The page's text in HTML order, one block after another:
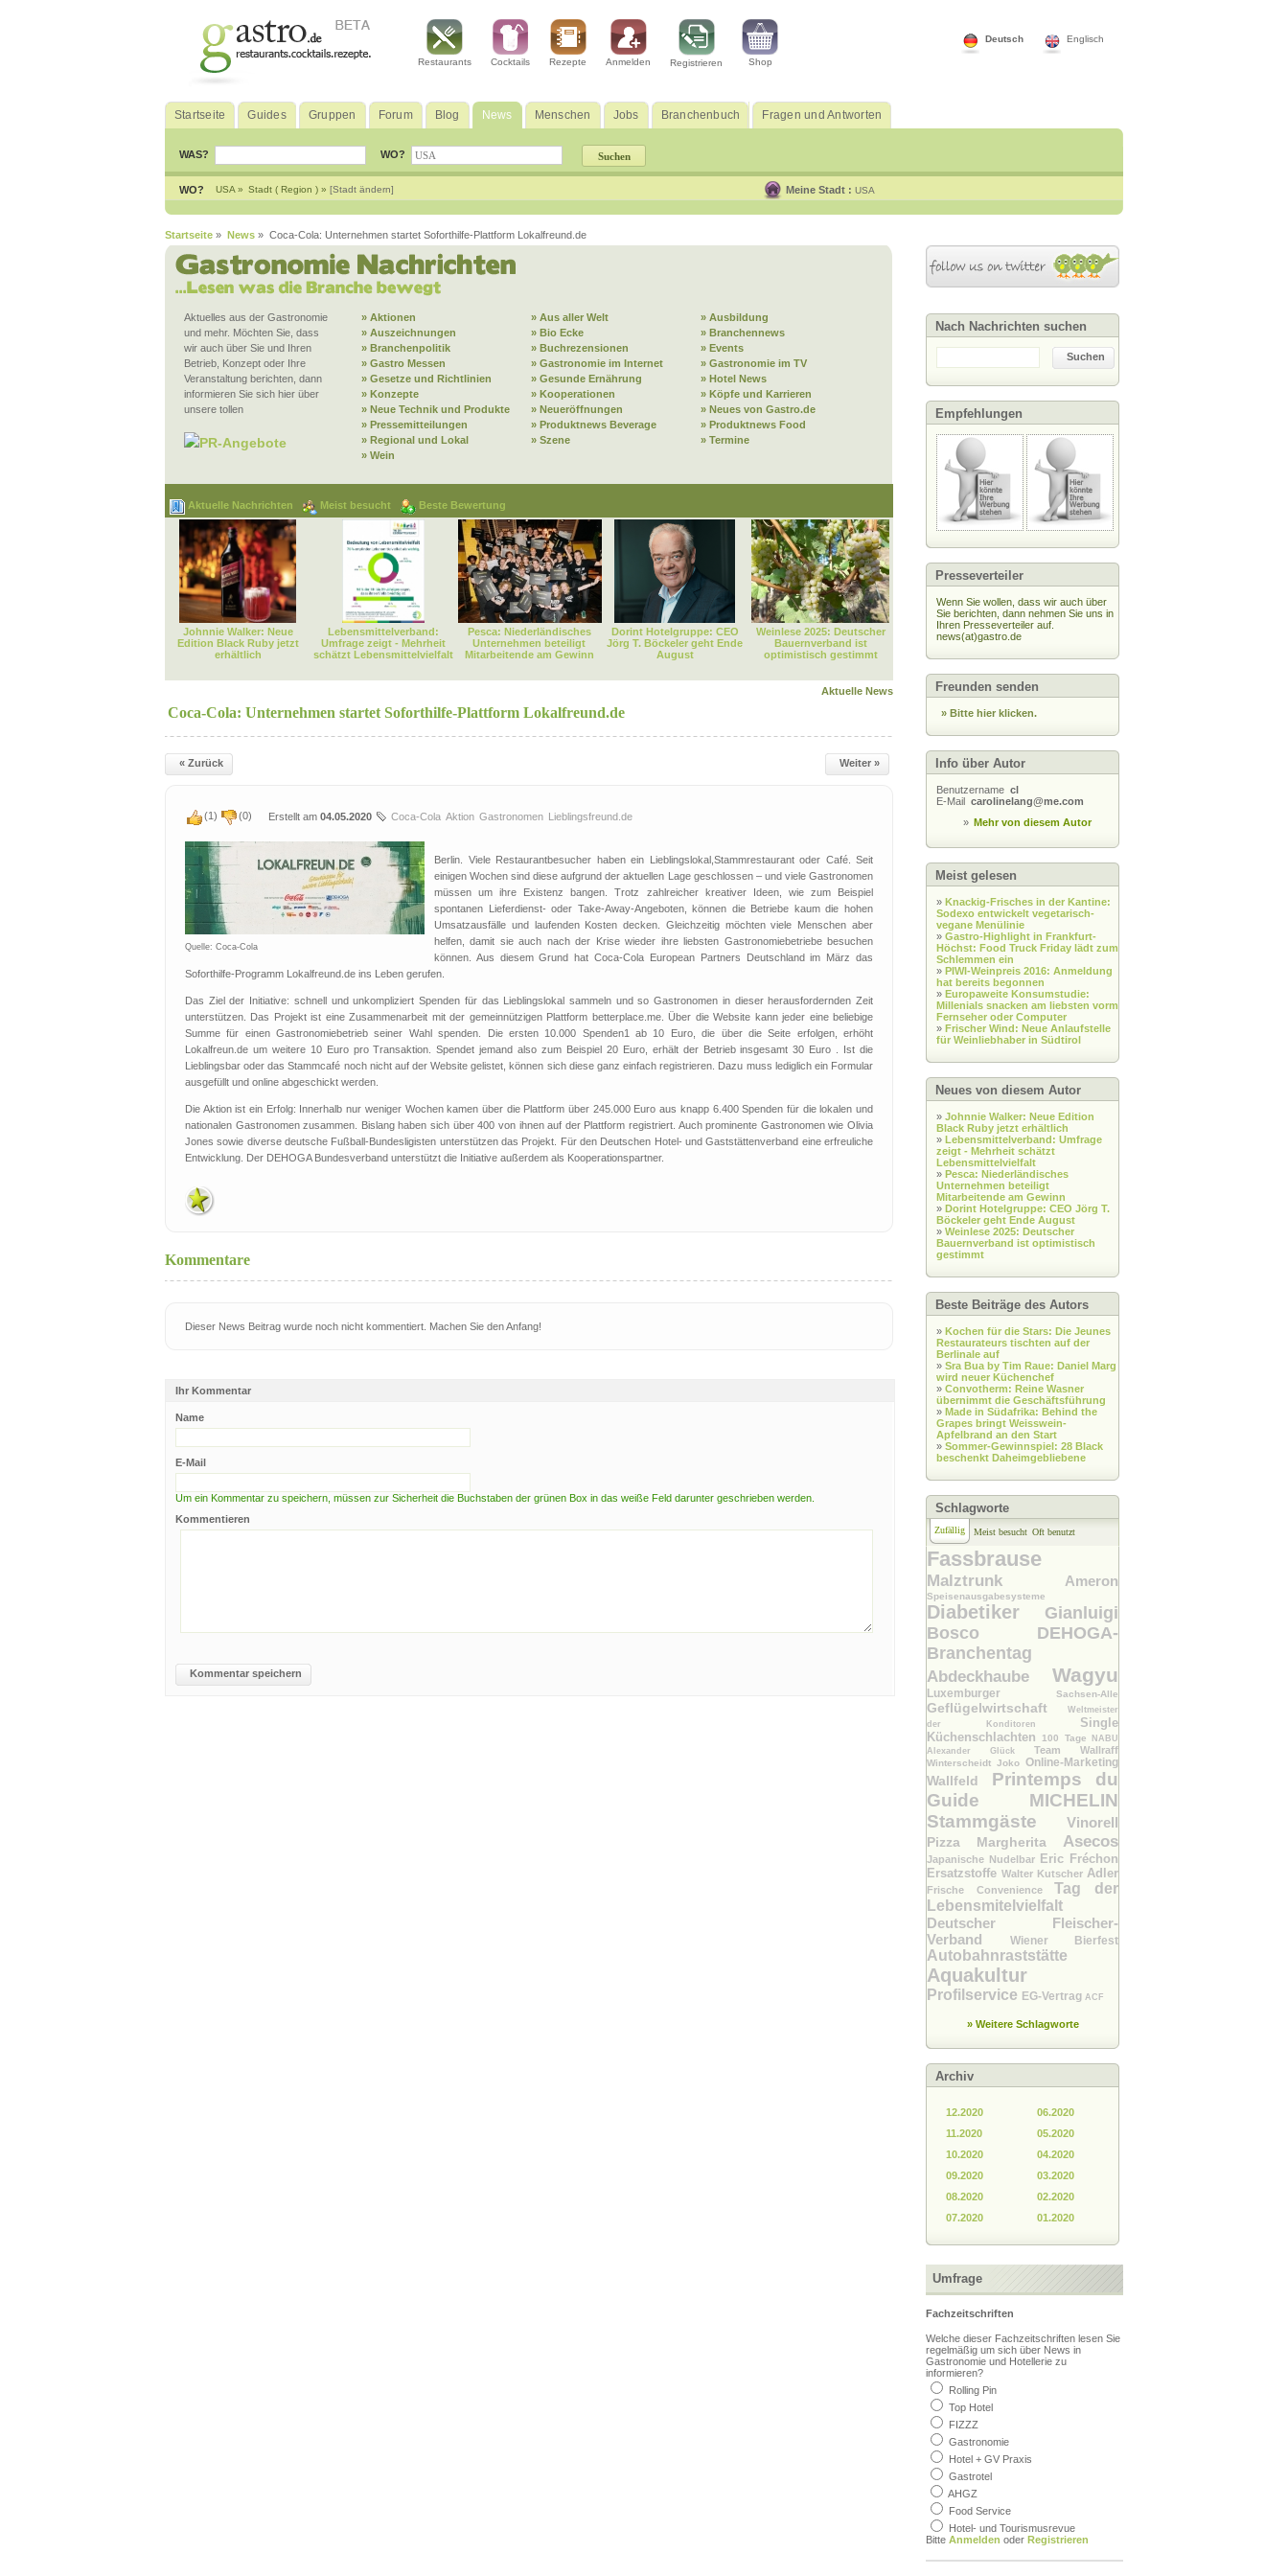
Englisch
Deutsch
Restaurants Cocktails Rezepte Anmelden Registrieren Shop
Startseite Guides Gruppen Forum Blog News Menschen Jobs Branchenbuch Fragen und Antworten
WAS? WO?
WO? USA » Stadt ( Region ) » [Stadt ändern] Meine Stadt : USA
Startseite » News » Coca-Cola: Unternehmen startet Soforthilfe-Plattform Lokalfreund.de
Aktuelles aus der Gastronomie
und mehr. Möchten Sie, dass
wir auch über Sie und Ihren
Betrieb, Konzept oder Ihre
Veranstaltung berichten, dann
informieren Sie sich hier über
unsere tollen
PR-Angebote
» Aktionen » Aus aller Welt
» Ausbildung
» Auszeichnungen
» Bio Ecke
» Branchennews
» Branchenpolitik
» Buchrezensionen
» Events
» Gastro Messen
» Gastronomie im Internet
» Gastronomie im TV
» Gesetze und Richtlinien
» Gesunde Ernährung
» Hotel News
» Konzepte
» Kooperationen
» Köpfe und Karrieren
» Neue Technik und Produkte
» Neueröffnungen
» Neues von Gastro.de
» Pressemitteilungen
» Produktnews Beverage
» Produktnews Food
» Regional und Lokal
» Szene
» Termine
» Wein
Aktuelle Nachrichten Meist besucht Beste Bewertung
Johnnie Walker: Neue
Edition Black Ruby jetzt
erhältlich
Lebensmittelverband:
Umfrage zeigt - Mehrheit
schätzt Lebensmittelvielfalt
Pesca: Niederländisches
Unternehmen beteiligt
Mitarbeitende am Gewinn
Dorint Hotelgruppe: CEO
Jörg T. Böckeler geht Ende
August
Weinlese 2025: Deutscher
Bauernverband ist
optimistisch gestimmt
Aktuelle News
Coca-Cola: Unternehmen startet Soforthilfe-Plattform Lokalfreund.de
« Zurück Weiter »
(1) (0) Erstellt am 04.05.2020 Coca-Cola Aktion Gastronomen Lieblingsfreund.de
Quelle: Coca-Cola
Berlin. Viele Restaurantbesucher haben ein Lieblingslokal,Stammrestaurant oder Café. Seit
einigen Wochen sind diese aufgrund der aktuellen Lage geschlossen – und viele Gastronomen
müssen um ihre Existenz bangen. Trotz zahlreicher kreativer Ideen, wie zum Beispiel
spontanen Lieferdienst- oder Take-Away-Angeboten, können die Betriebe kaum die hohen
Umsatzausfälle und laufenden Kosten decken. Gleichzeitig möchten viele Menschen aber
helfen, damit sie auch nach der Krise wieder ihre liebsten Gastronomiebetriebe besuchen
können. Aus diesem Grund hat Coca-Cola European Partners Deutschland im März das
Soforthilfe-Programm Lokalfreund.de ins Leben gerufen.
Das Ziel der Initiative: schnell und unkompliziert Spenden für das Lieblingslokal sammeln und so Gastronomen in dieser herausfordernden Zeit
unterstützen. Das Projekt ist eine Zusammenarbeit mit der gemeinnützigen Plattform betterplace.me. Über die Website kann jeder eine beliebige
Summe für einen Gastronomiebetrieb seiner Wahl spenden. Die ersten 10.000 Spenden1 ab 10 Euro, die über die Seite erfolgen, erhöht
Lokalfreun.de um weitere 10 Euro pro Transaktion. Spendet jemand also zum Beispiel 20 Euro, erhält der Betrieb insgesamt 30 Euro . Ist die
Lieblingsbar oder das Stammcafé noch nicht auf der Website gelistet, können sich diese ganz einfach registrieren. Dazu muss lediglich ein Formular
ausgefüllt und online abgeschickt werden.
Die Aktion ist ein Erfolg: Innerhalb nur weniger Wochen kamen über die Plattform über 245.000 Euro aus knapp 6.400 Spenden für die lokalen und
nationalen Gastronomen zusammen. Bislang haben sich über 400 von ihnen auf der Plattform registriert. Auch prominente Gastronomen wie Olivia
Jones sowie diverse deutsche Fußball-Bundesligisten unterstützen das Projekt. Für den Deutschen Hotel- und Gaststättenverband eine erfreuliche
Entwicklung. Der DEHOGA Bundesverband unterstützt die Initiative außerdem als Kooperationspartner.
Kommentare
Dieser News Beitrag wurde noch nicht kommentiert. Machen Sie den Anfang!
Ihr Kommentar
Name
E-Mail
Um ein Kommentar zu speichern, müssen zur Sicherheit die Buchstaben der grünen Box in das weiße Feld darunter geschrieben werden.
Kommentieren
Kommentar speichern
Nach Nachrichten suchen
Suchen
Empfehlungen
Presseverteiler
Wenn Sie wollen, dass wir auch über
Sie berichten, dann nehmen Sie uns in
Ihren Presseverteiler auf.
news(at)gastro.de
Freunden senden
» Bitte hier klicken.
Info über Autor
Benutzername cl
E-Mail carolinelang@me.com
» Mehr von diesem Autor
Meist gelesen
» Knackig-Frisches in der Kantine:
Sodexo entwickelt vegetarisch-
vegane Menülinie
» Gastro-Highlight in Frankfurt-
Höchst: Food Truck Friday lädt zum
Schlemmen ein
» PIWI-Weinpreis 2016: Anmeldung
hat bereits begonnen
» Europaweite Konsumstudie:
Millenials snacken am liebsten vorm
Fernseher oder Computer
» Frischer Wind: Neue Anlaufstelle
für Weinliebhaber in Südtirol
Neues von diesem Autor
» Johnnie Walker: Neue Edition
Black Ruby jetzt erhältlich
» Lebensmittelverband: Umfrage
zeigt - Mehrheit schätzt
Lebensmittelvielfalt
» Pesca: Niederländisches
Unternehmen beteiligt
Mitarbeitende am Gewinn
» Dorint Hotelgruppe: CEO Jörg T.
Böckeler geht Ende August
» Weinlese 2025: Deutscher
Bauernverband ist optimistisch
gestimmt
Beste Beiträge des Autors
» Kochen für die Stars: Die Jeunes
Restaurateurs tischten auf der
Berlinale auf
» Sra Bua by Tim Raue: Daniel Marg
wird neuer Küchenchef
» Convotherm: Reine Wasner
übernimmt die Geschäftsführung
» Made in Südafrika: Behind the
Grapes bringt Weisswein-
Apfelbrand an den Start
» Sommer-Gewinnspiel: 28 Black
beschenkt Daheimgebliebene
Schlagworte
Zufällig Meist besucht Oft benutzt
Fassbrause
Malztrunk Ameron
Speisenausgabesysteme
Diabetiker Gianluigi
Bosco DEHOGA-
Branchentag
Abdeckhaube Wagyu
Luxemburger Sachsen-Alle
Geflügelwirtschaft
Weltmeister
der Konditoren Single
Küchenschlachten
100 TageNABU
Alexander Glück Team Wallraff
Winterscheidt Joko Online-Marketing
Wallfeld Printemps du
Guide MICHELIN
Stammgäste
Vinorell
Pizza Margherita Asecos
Japanische Nudelbar
Eric Fréchon
Ersatzstoffe Walter Kutscher Adler
Frische Convenience Tag der
Lebensmitelvielfalt
Deutscher Fleischer-
Verband
Wiener Bierfest
Autobahnraststätte
Aquakultur
Profilservice EG-Vertrag ACF
» Weitere Schlagworte
Archiv
12.2020
11.2020
10.2020
09.2020
08.2020
07.2020
06.2020
05.2020
04.2020
03.2020
02.2020
01.2020
Umfrage
Fachzeitschriften
Welche dieser Fachzeitschriften lesen Sie
regelmäßig um sich über News in
Gastronomie und Hotellerie zu
informieren?
Rolling Pin
Top Hotel
FIZZZ
Gastronomie
Hotel + GV Praxis
Gastrotel
AHGZ
Food Service
Hotel- und Tourismusrevue
Bitte Anmelden oder Registrieren
Bedenklicher Inhalt?
beleidigend, unangebracht
Sagen Sie uns, warum Sie denken,
gehört.